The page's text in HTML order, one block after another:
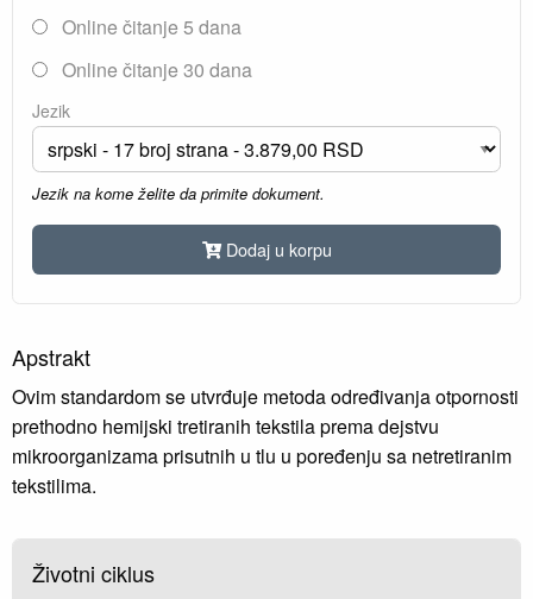
Online čitanje 5 dana
Online čitanje 30 dana
Jezik
Jezik na kome želite da primite dokument.
Dodaj u korpu
Apstrakt
Ovim standardom se utvrđuje metoda određivanja otpornosti
prethodno hemijski tretiranih tekstila prema dejstvu
mikroorganizama prisutnih u tlu u poređenju sa netretiranim
tekstilima.
Životni ciklus